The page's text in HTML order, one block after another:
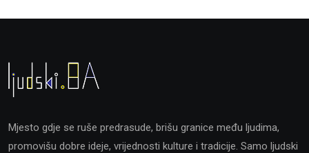
Mjesto gdje se ruše predrasude, brišu granice među ljudima,
promovišu dobre ideje, vrijednosti kulture i tradicije. Samo ljudski